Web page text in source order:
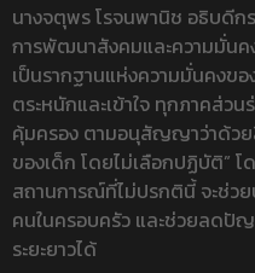
นางจตุพร โรจนพานิช อธิบดีก
การพัฒนาสังคมและความมั่นค
เป็นรากฐานแห่งความมั่นคงข
ตระหนักและเข้าใจ ทุกภาคส่ว
คุ้มครอง ตามอนุสัญญาว่าด้วย
ของเด็ก โดยไม่เลือกปฏิบัติ” โ
สถานการณ์ที่ไม่ปรกตินี้ จะช่ว
คนในครอบครัว และช่วยลดปั
ระยะยาวได้